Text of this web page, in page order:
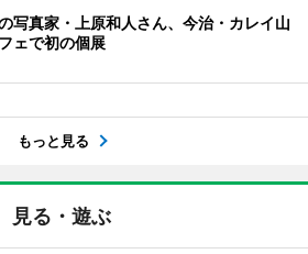
写真家・上原和人さん、今治・カレイ山
ェで初の個展
もっと見る
見る・遊ぶ